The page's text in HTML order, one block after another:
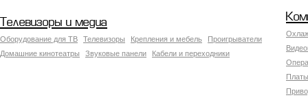
Телевизоры и медиа
Оборудование для ТВ Телевизоры Крепления и мебель
Проигрыватели
Домашние кинотеатры
Звуковые панели Кабели и переходники